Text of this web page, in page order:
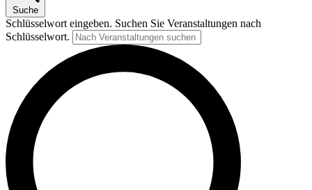
Suche
Schlüsselwort eingeben. Suchen Sie Veranstaltungen nach
Schlüsselwort.